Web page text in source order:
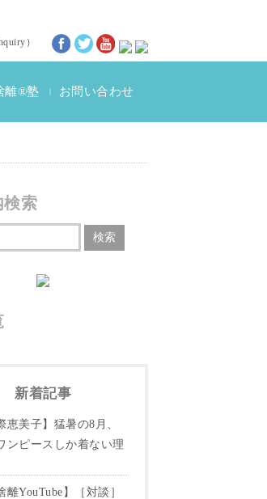
）
離®塾 | お問い合わせ
検索
新着記事
恵美子】猛暑の8月、
ンピースしか着ない理
離YouTube】［対談］